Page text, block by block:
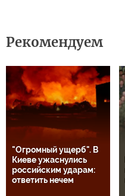
Рекомендуем
"Огромный ущерб". В
Киеве ужаснулись
российским ударам:
ответить нечем